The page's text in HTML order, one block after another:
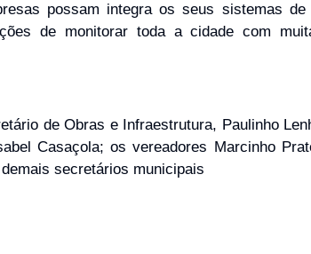
possam integra os seus sistemas de
de monitorar toda a cidade com
de Obras e Infraestrutura, Paulinho
Casaçola; os vereadores Marcinho
secretários municipais